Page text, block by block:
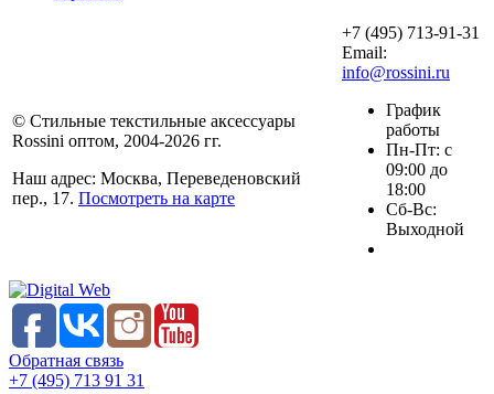
© Стильные текстильные аксессуары
Rossini оптом, 2004-2026 гг.
Наш адрес: Москва, Переведеновский
пер., 17. Посмотреть на карте
+7 (495) 713-91-31
Email:
info@rossini.ru
График
работы
Пн-Пт: с
09:00 до
18:00
Сб-Вс:
Выходной
Обратная связь
+7 (495) 713 91 31